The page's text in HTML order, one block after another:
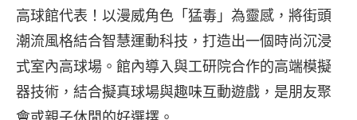
高球館代表！以漫威角色「猛毒」為靈感，將街頭
潮流風格結合智慧運動科技，打造出一個時尚沉浸
式室內高球場。館內導入與工研院合作的高端模擬
器技術，結合擬真球場與趣味互動遊戲，是朋友聚